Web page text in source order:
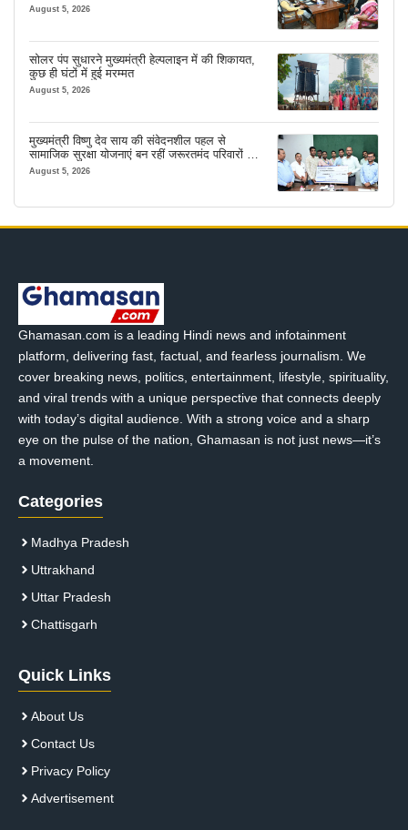
August 5, 2026
सोलर पंप सुधारने मुख्यमंत्री हेल्पलाइन में की शिकायत,
कुछ ही घंटों में हुई मरम्मत
August 5, 2026
मुख्यमंत्री विष्णु देव साय की संवेदनशील पहल से
सामाजिक सुरक्षा योजनाएं बन रहीं जरूरतमंद परिवारों का
मजबूत सहारा
August 5, 2026
Ghamasan.com is a leading Hindi news and infotainment
platform, delivering fast, factual, and fearless journalism. We
cover breaking news, politics, entertainment, lifestyle, spirituality,
and viral trends with a unique perspective that connects deeply
with today’s digital audience. With a strong voice and a sharp
eye on the pulse of the nation, Ghamasan is not just news—it’s
a movement.
Categories
Madhya Pradesh
Uttrakhand
Uttar Pradesh
Chattisgarh
Quick Links
About Us
Contact Us
Privacy Policy
Advertisement